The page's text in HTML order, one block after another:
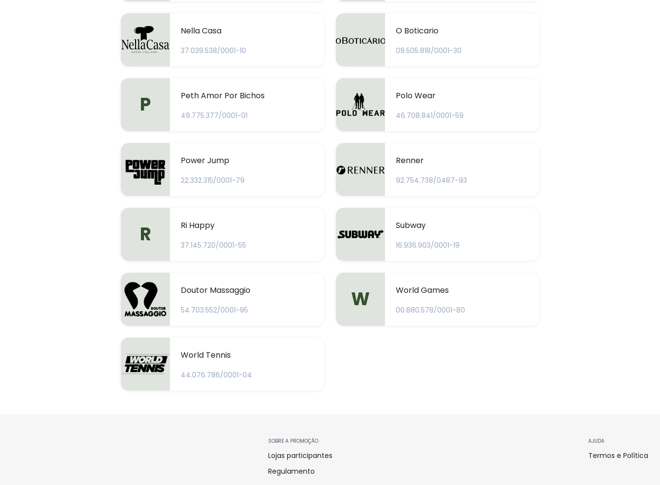
Nella Casa
37.039.538/0001-10
O Boticario
09.505.818/0001-30
P Peth Amor Por Bichos
49.775.377/0001-01
Polo Wear
46.708.841/0001-59
Power Jump
22.332.315/0001-79
Renner
92.754.738/0487-93
R Ri Happy
37.145.720/0001-55
Subway
16.936.903/0001-19
Doutor Massaggio
54.703.552/0001-95 W World Games
00.880.578/0001-80
World Tennis
44.076.786/0001-04
SOBRE A PROMOÇÃO
Lojas participantes
Regulamento
AJUDA
Termos e Política